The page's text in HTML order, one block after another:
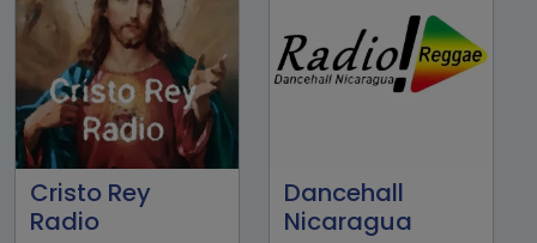
Cristo Rey
Radio
Dancehall
Nicaragua